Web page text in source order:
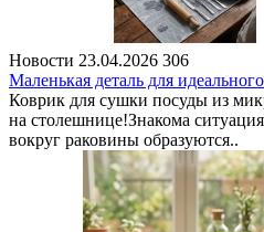
Новости 23.04.2026 306
Маленькая деталь для
Коврик для сушки посуды из
на столешнице!Знакома
вокруг раковины образуются..